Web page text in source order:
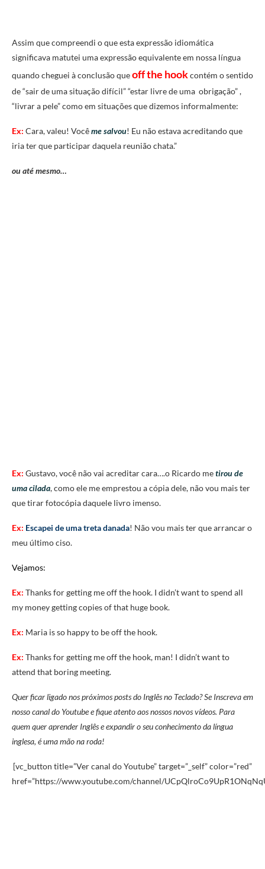
Assim que compreendi o que esta expressão idiomática
significava matutei uma expressão equivalente em nossa língua
quando cheguei à conclusão queoff the hookcontém o sentido
de “sair de uma situação difícil” “estar livre de uma obrigação” ,
“livrar a pele” como em situações que dizemos informalmente:
Ex: Cara, valeu! Vocême salvou! Eu não estava acreditando que
iria ter que participar daquela reunião chata.”
ou até mesmo…
Ex: Gustavo, você não vai acreditar cara….o Ricardo metirou de
uma cilada, como ele me emprestou a cópia dele, não vou mais ter
que tirar fotocópia daquele livro imenso.
Ex: Escapei de uma treta danada! Não vou mais ter que arrancar o
meu último ciso.
Vejamos:
Ex: Thanks for getting me off the hook. I didn’t want to spend all
my money getting copies of that huge book.
Ex: Maria is so happy to be off the hook.
Ex: Thanks for getting me off the hook, man! I didn’t want to
attend that boring meeting.
Quer ficar ligado nos próximos posts do Inglês no Teclado? Se Inscreva em
nosso canal do Youtube e fique atento aos nossos novos vídeos. Para
quem quer aprender Inglês e expandir o seu conhecimento da língua
inglesa, é uma mão na roda!
[vc_button title=”Ver canal do Youtube” target=”_self” color=”red”
href=”https://www.youtube.com/channel/